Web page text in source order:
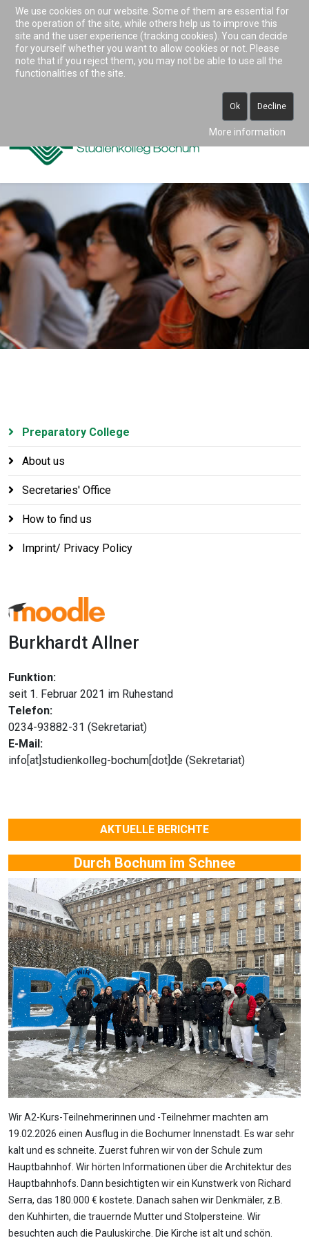
Accessibility & Tools
0234 938 82 0 (vormittags)
Preparatory College
About us
Secretaries' Office
How to find us
Imprint/ Privacy Policy
Burkhardt Allner
Funktion:
seit 1. Februar 2021 im Ruhestand
Telefon:
0234-93882-31 (Sekretariat)
E-Mail:
info[at]studienkolleg-bochum[dot]de (Sekretariat)
AKTUELLE BERICHTE
Durch Bochum im Schnee
Wir A2-Kurs-Teilnehmerinnen und -Teilnehmer machten am
19.02.2026 einen Ausflug in die Bochumer Innenstadt. Es war sehr
kalt und es schneite. Zuerst fuhren wir von der Schule zum
Hauptbahnhof. Wir hörten Informationen über die Architektur des
Hauptbahnhofs. Dann besichtigten wir ein Kunstwerk von Richard
Serra, das 180.000 € kostete. Danach sahen wir Denkmäler, z.B.
den Kuhhirten, die trauernde Mutter und Stolpersteine. Wir
besuchten auch die Pauluskirche. Die Kirche ist alt und schön.
We use cookies on our website. Some of them are essential for
the operation of the site, while others help us to improve this
site and the user experience (tracking cookies). You can decide
for yourself whether you want to allow cookies or not. Please
note that if you reject them, you may not be able to use all the
functionalities of the site.
Ok Decline
More information